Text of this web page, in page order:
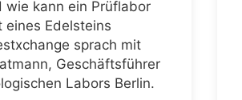
wie kann ein Prüflabor
eines Edelsteins
sprach mit
Geschäftsführer
Labors Berlin.